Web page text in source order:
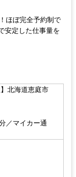
ほぼ完全予約制で
安定した仕事量を
北海道恵庭市
／マイカー通